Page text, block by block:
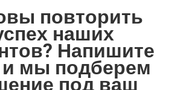
повторить
наших
Напишите
и мы подберем
под ваш